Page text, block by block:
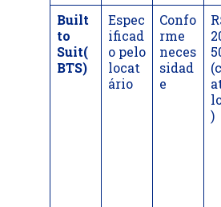
Built
to
Suit(
BTS)
Espec
ificad
o pelo
locat
ário
Confo
rme
neces
sidad
e
)